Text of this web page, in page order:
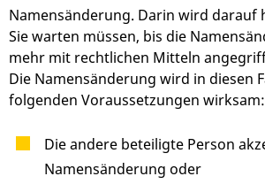
Namensänderung. Darin wird darauf
Sie warten müssen, bis die
mehr mit rechtlichen Mitteln
Die Namensänderung wird in diesen
folgenden Voraussetzungen wirksam:
Die andere beteiligte Person
Namensänderung oder